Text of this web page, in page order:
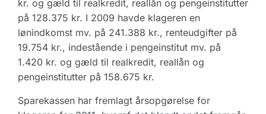
kr. og gæld til realkredit, reallån og pengeinstitutter
på 128.375 kr. I 2009 havde klageren en
lønindkomst mv. på 241.388 kr., renteudgifter på
19.754 kr., indestående i pengeinstitut mv. på
1.420 kr. og gæld til realkredit, reallån og
pengeinstitutter på 158.675 kr.
Sparekassen har fremlagt årsopgørelse for